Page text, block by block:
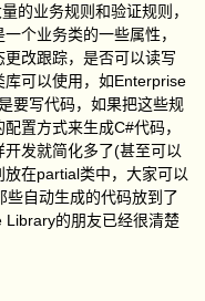
的业务规则和验证规则，
个业务类的一些属性，
改跟踪，是否可以读写
可以使用，如 Enterprise
要写代码，如果把这些规
配置方式来生成C#代码，
开发就简化多了(甚至可以
放在partial类中，大家可以
些自动生成的代码放到了
Library的朋友已经很清楚